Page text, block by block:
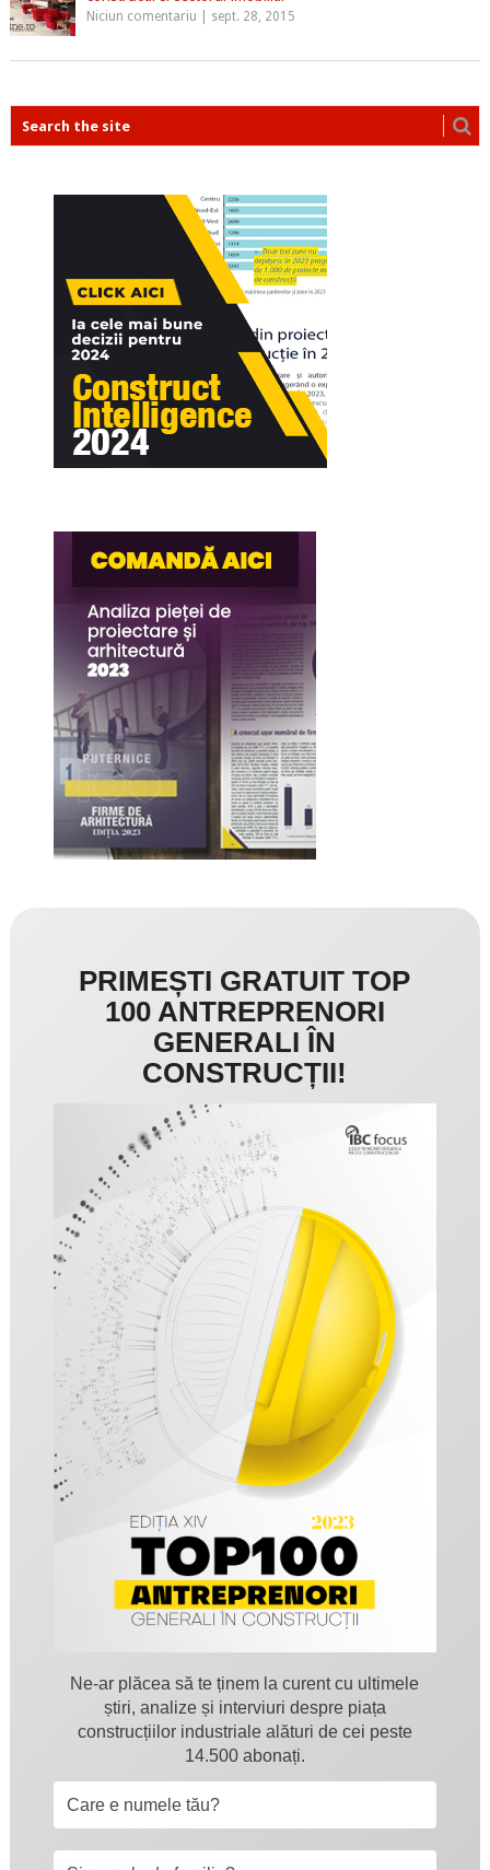
Niciun comentariu sept. 28, 2015
PRIMEȘTI GRATUIT TOP
100 ANTREPRENORI
GENERALI ÎN
CONSTRUCȚII!
Ne-ar plăcea să te ținem la curent cu ultimele
știri, analize și interviuri despre piața
construcțiilor industriale alături de cei peste
14.500 abonați.